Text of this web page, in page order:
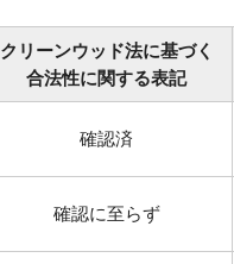
クリーンウッド法に基づく
合法性に関する表記
確認済
確認に至らず